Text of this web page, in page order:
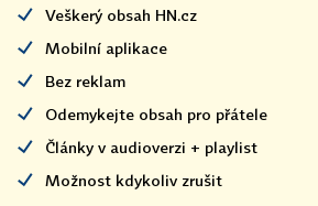
Veškerý obsah HN.cz
Mobilní aplikace
Bez reklam
Odemykejte obsah pro přátele
Články v audioverzi + playlist
Možnost kdykoliv zrušit